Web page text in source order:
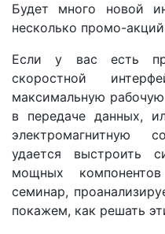
Будет много новой
несколько промо-
Если у вас есть
скоростной
максимальную
в передаче данных,
электромагнитную
удается выстроить
мощных
семинар,
покажем, как решать